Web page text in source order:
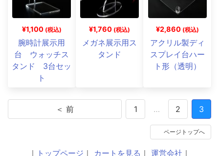
¥1,100 (税込)
腕時計展示用
台 ウォッチス
タンド 3台セッ
ト
¥1,760 (税込)
メガネ展示用ス
タンド
¥2,860 (税込)
アクリル製ディ
スプレイ台ハー
ト形（透明）
＜ 前 1 … 2 3
ページトップへ
｜ トップページ ｜ カートを見る ｜ 運営会社 ｜